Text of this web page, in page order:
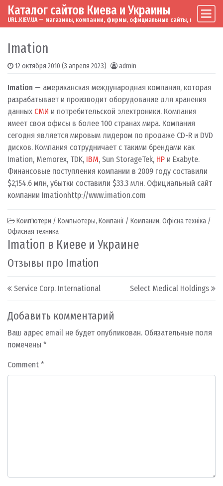
Skip to content
Main Navigation
Каталог сайтов Киева и Украины
URL.KIEV.UA — магазины, компании, фирмы, официальные сайты, мировые
Imation
12 октября 2010 (3 апреля 2023) admin
Imation — американская международная компания, которая
разрабатывает и производит оборудование для хранения
данных СМИ и потребительской электроники. Компания
имеет свои офисы в более 100 странах мира. Компания
сегодня является мировым лидером по продаже CD-R и DVD
дисков. Компания сотрудничает с такими брендами как
Imation, Memorex, TDK, IBM, Sun StorageTek, HP и Exabyte.
Финансовые поступления компании в 2009 году составили
$2,154.6 млн, убытки составили $33.3 млн. Официальный сайт
компании Imationhttp://www.imation.com
Комп'ютери / Компьютеры, Компанії / Компании, Офісна техніка /
Офисная техника
Imation в Киеве и Украине
Отзывы про Imation
Post navigation
Service Corp. International Select Medical Holdings
Добавить комментарий
Ваш адрес email не будет опубликован. Обязательные поля
помечены *
Comment *